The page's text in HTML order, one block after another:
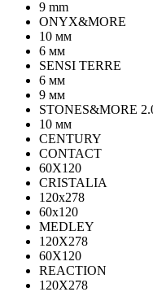
9 mm
ONYX&MORE
10 мм
6 мм
SENSI TERRE
6 мм
9 мм
STONES&MORE
10 мм
CENTURY
CONTACT
60X120
CRISTALIA
120x278
60x120
MEDLEY
120X278
60X120
REACTION
120X278